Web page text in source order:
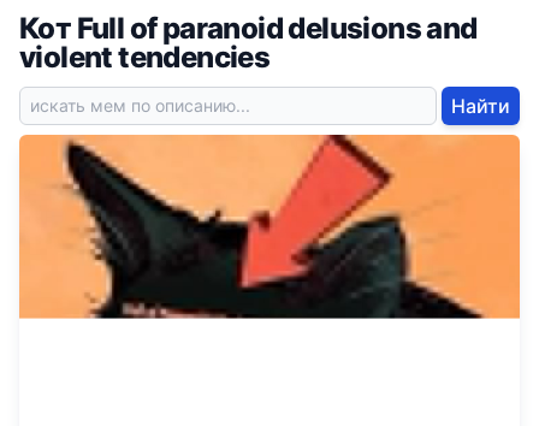
Кот Full of paranoid delusions and
violent tendencies
Найти